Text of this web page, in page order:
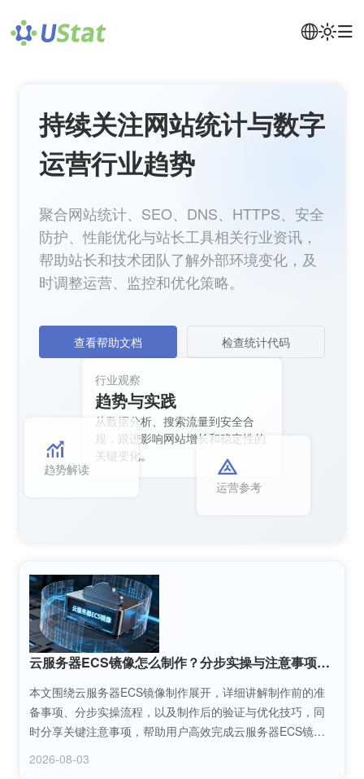
持续关注网站统计与数字
运营行业趋势
聚合网站统计、SEO、DNS、HTTPS、安全
防护、性能优化与站长工具相关行业资讯，
帮助站长和技术团队了解外部环境变化，及
时调整运营、监控和优化策略。
查看帮助文档 检查统计代码
行业观察
趋势与实践
从数据分析、搜索流量到安全合
规，跟进影响网站增长和稳定性的
关键变化。
趋势解读
运营参考
云服务器ECS镜像怎么制作？分步实操与注意事项详解
本文围绕云服务器ECS镜像制作展开，详细讲解制作前的准
备事项、分步实操流程，以及制作后的验证与优化技巧，同
时分享关键注意事项，帮助用户高效完成云服务器ECS镜像
2026-08-03